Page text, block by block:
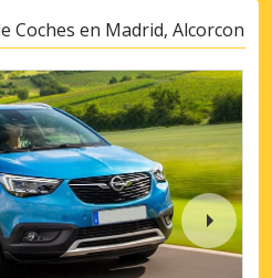
Coches en Madrid, Alcorcon